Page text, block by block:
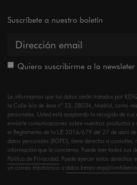
Suscríbete a nuestro boletín
Quiero suscribirme a la newsleter
Le informamos que tus datos serán tratados por
la Calle Isla de Java nº 33, 28034, Madrid, como
personales. Usted está aceptando la recogida de
enviarle comunicaciones sobre nuestros productos
el Reglamento de la UE 2016/679 del 27 de abril
datos personales (RGPD), tiene derecho a
información que le concierna. Puede leer todos sus
Política de Privacidad. Puede ejercer estos derechos
un correo electrónico a